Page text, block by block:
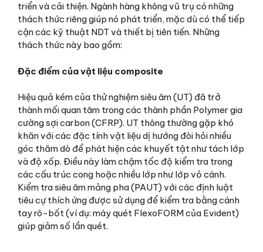
triển và cải thiện. Ngành hàng không vũ trụ có những
thách thức riêng giúp nó phát triển, mặc dù có thể tiếp
cận các kỹ thuật NDT và thiết bị tiên tiến. Những
thách thức này bao gồm:
Đặc điểm của vật liệu composite
Hiệu quả kém của thử nghiệm siêu âm (UT) đã trở
thành mối quan tâm trong các thành phần Polymer gia
cường sợi carbon (CFRP). UT thông thường gặp khó
khăn với các đặc tính vật liệu dị hướng đòi hỏi nhiều
góc thăm dò để phát hiện các khuyết tật như tách lớp
và độ xốp. Điều này làm chậm tốc độ kiểm tra trong
các cấu trúc cong hoặc nhiều lớp như lớp vỏ cánh.
Kiểm tra siêu âm mảng pha (PAUT) với các định luật
tiêu cự thích ứng được sử dụng để kiểm tra bằng cánh
tay rô-bốt (ví dụ: máy quét FlexoFORM của Evident)
giúp giảm số lần quét.